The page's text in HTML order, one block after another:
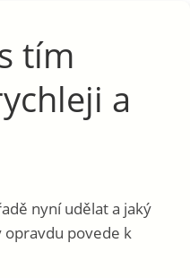
tím
a
nyní udělat a jaký
opravdu povede k